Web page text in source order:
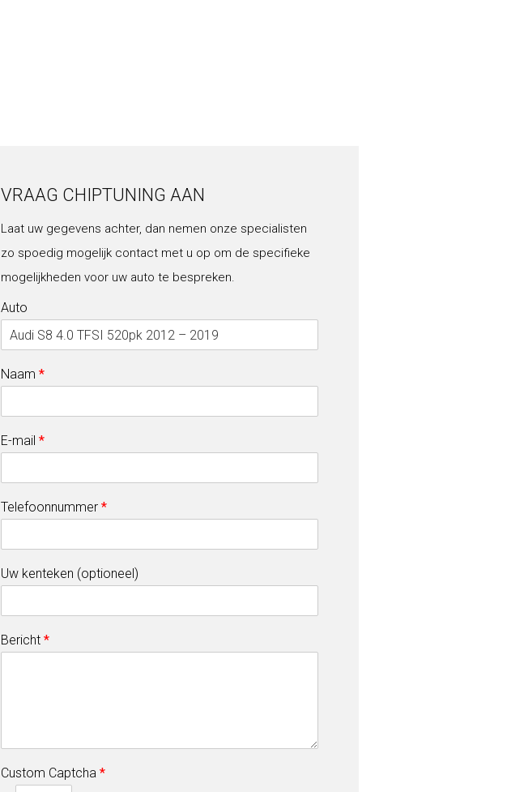
VRAAG CHIPTUNING AAN
Laat uw gegevens achter, dan nemen onze specialisten
zo spoedig mogelijk contact met u op om de specifieke
mogelijkheden voor uw auto te bespreken.
Auto
Naam *
E-mail *
Telefoonnummer *
Uw kenteken (optioneel)
Bericht *
Custom Captcha *